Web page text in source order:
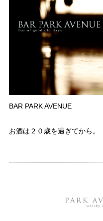
BAR PARK AVENUE
お酒は２０歳を過ぎてから。